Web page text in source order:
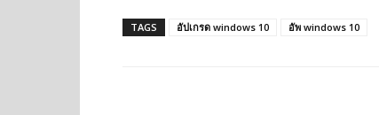
TAGS อัปเกรด windows 10 อัพ windows 10